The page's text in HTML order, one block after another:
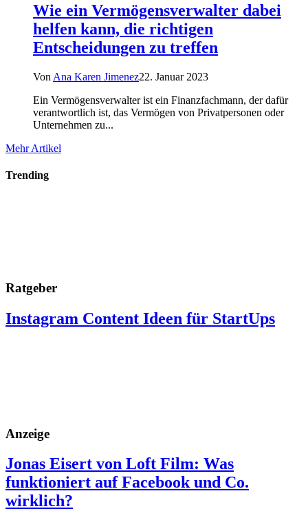
Wie ein Vermögensverwalter dabei
helfen kann, die richtigen
Entscheidungen zu treffen
Von Ana Karen Jimenez22. Januar 2023
Ein Vermögensverwalter ist ein Finanzfachmann, der dafür
verantwortlich ist, das Vermögen von Privatpersonen oder
Unternehmen zu...
Mehr Artikel
Trending
Ratgeber
Instagram Content Ideen für StartUps
Anzeige
Jonas Eisert von Loft Film: Was
funktioniert auf Facebook und Co.
wirklich?